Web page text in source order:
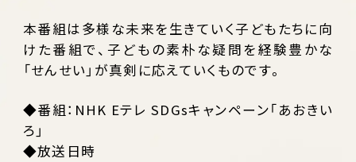
本番組は多様な未来を生きていく子どもたちに向
けた番組で、子どもの素朴な疑問を経験豊かな
「せんせい」が真剣に応えていくものです。
◆番組：NHK Eテレ SDGsキャンペーン「あおきい
ろ」
◆放送日時